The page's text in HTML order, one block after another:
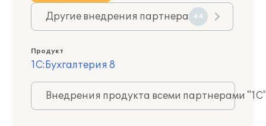
Другие внедрения партнера 44
Продукт
1С:Бухгалтерия 8
Внедрения продукта всеми партнерами